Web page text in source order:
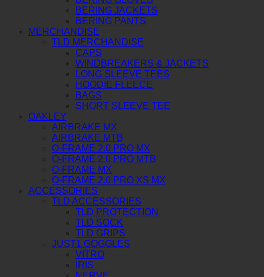
BERING JACKETS
BERING PANTS
MERCHANDISE
TLD MERCHANDISE
CAPS
WINDBREAKERS & JACKETS
LONG SLEEVE TEES
HOODIE FLEECE
BAGS
SHORT SLEEVE TEE
OAKLEY
AIRBRAKE MX
AIRBRAKE MTB
O-FRAME 2.0 PRO MX
O-FRAME 2.0 PRO MTB
O-FRAME MX
O-FRAME 2.0 PRO XS MX
ACCESSORIES
TLD ACCESSORIES
TLD PROTECTION
TLD SOCK
TLD GRIPS
JUST1 GOGGLES
VITRO
IRIS